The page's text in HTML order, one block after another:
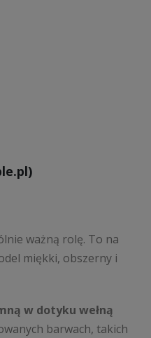
ważną rolę. To na
miękki, obszerny i
w dotyku wełną
barwach, takich